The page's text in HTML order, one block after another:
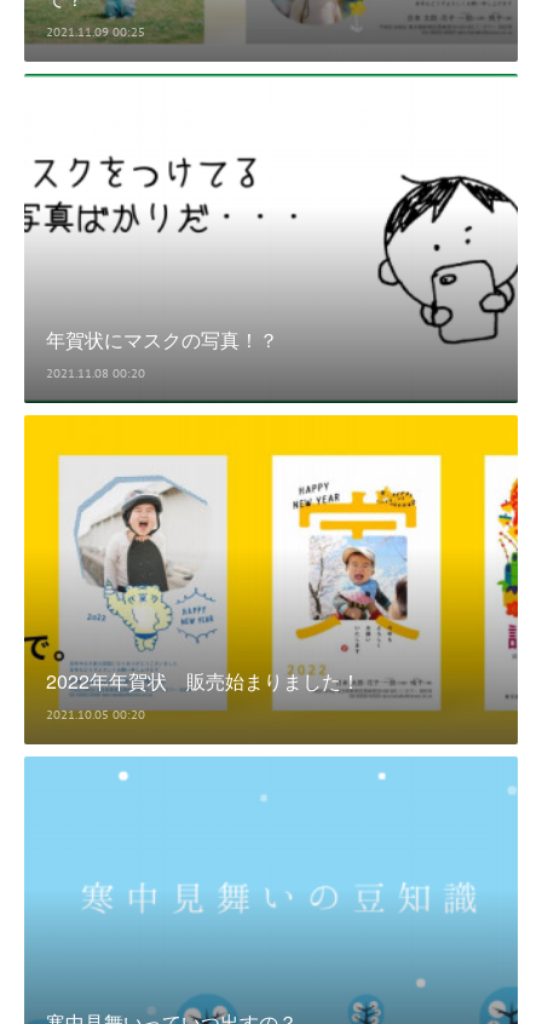
2021.11.09 00:25
年賀状にマスクの写真！？
2021.11.08 00:20
2022年年賀状 販売始まりました！
2021.10.05 00:20